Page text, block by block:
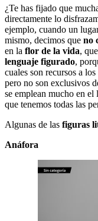
¿Te has fijado que
directamente lo
ejemplo, cuando un
mismo, decimos que no
en la flor de la vida,
lenguaje figurado,
cuales son recursos a
pero no son exclusivos
se emplean mucho en
que tenemos todas las
Algunas de las figuras
Anáfora